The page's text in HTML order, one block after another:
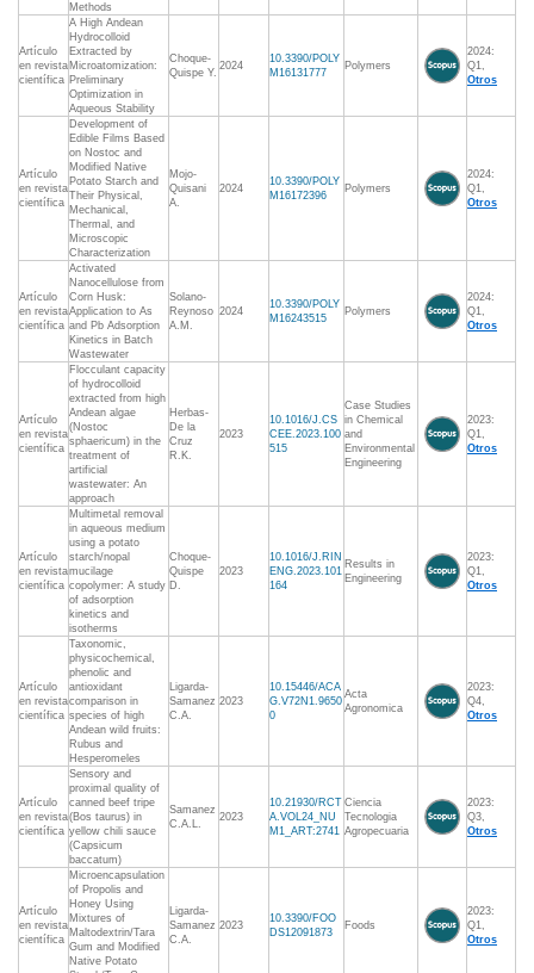
Methods
Artículo
en revista
científica
A High Andean
Hydrocolloid
Extracted by
Microatomization:
Preliminary
Optimization in
Aqueous Stability
Choque-
Quispe Y.
2024
10.3390/POLY
M16131777
Polymers
2024:
Q1,
Otros
Artículo
en revista
científica
Development of
Edible Films Based
on Nostoc and
Modified Native
Potato Starch and
Their Physical,
Mechanical,
Thermal, and
Microscopic
Characterization
Mojo-
Quisani
A.
2024
10.3390/POLY
M16172396
Polymers
2024:
Q1,
Otros
Artículo
en revista
científica
Activated
Nanocellulose from
Corn Husk:
Application to As
and Pb Adsorption
Kinetics in Batch
Wastewater
Solano-
Reynoso
A.M.
2024
10.3390/POLY
M16243515
Polymers
2024:
Q1,
Otros
Artículo
en revista
científica
Flocculant capacity
of hydrocolloid
extracted from high
Andean algae
(Nostoc
sphaericum) in the
treatment of
artificial
wastewater: An
approach
Herbas-
De la
Cruz
R.K.
2023
10.1016/J.CS
CEE.2023.100
515
Case Studies
in Chemical
and
Environmental
Engineering
2023:
Q1,
Otros
Artículo
en revista
científica
Multimetal removal
in aqueous medium
using a potato
starch/nopal
mucilage
copolymer: A study
of adsorption
kinetics and
isotherms
Choque-
Quispe
D.
2023
10.1016/J.RIN
ENG.2023.101
164
Results in
Engineering
2023:
Q1,
Otros
Artículo
en revista
científica
Taxonomic,
physicochemical,
phenolic and
antioxidant
comparison in
species of high
Andean wild fruits:
Rubus and
Hesperomeles
Ligarda-
Samanez
C.A.
2023
10.15446/ACA
G.V72N1.9650
0
Acta
Agronomica
2023:
Q4,
Otros
Artículo
en revista
científica
Sensory and
proximal quality of
canned beef tripe
(Bos taurus) in
yellow chili sauce
(Capsicum
baccatum)
Samanez
C.A.L.
2023
10.21930/RCT
A.VOL24_NU
M1_ART:2741
Ciencia
Tecnologia
Agropecuaria
2023:
Q3,
Otros
Artículo
en revista
científica
Microencapsulation
of Propolis and
Honey Using
Mixtures of
Maltodextrin/Tara
Gum and Modified
Native Potato
Ligarda-
Samanez
C.A.
2023
10.3390/FOO
DS12091873
Foods
2023:
Q1,
Otros